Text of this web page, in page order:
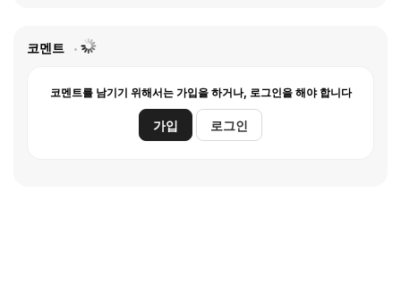
코멘트
코멘트를 남기기 위해서는 가입을 하거나, 로그인을 해야 합니다
가입 로그인